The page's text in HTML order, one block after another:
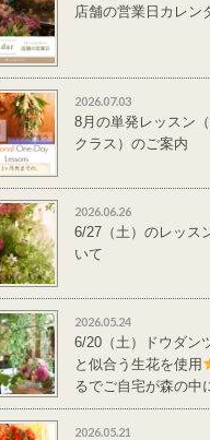
店舗の営業日カレン
2026.07.03
8月の単発レッスン
クラス）のご案内
2026.06.26
6/27（土）のレッス
いて
2026.05.24
6/20（土）ドウダン
と似合う生花を使用
るでご自宅が森の中
単発レッスンの
内
2026.05.21